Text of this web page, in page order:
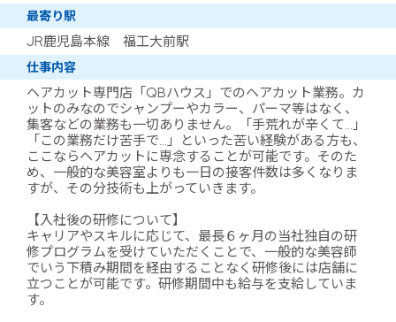
最寄り駅
JR鹿児島本線 福工大前駅
仕事内容
ヘアカット専門店「QBハウス」でのヘアカット業務。カ
ットのみなのでシャンプーやカラー、パーマ等はなく、
集客などの業務も一切ありません。「手荒れが辛くて…」
「この業務だけ苦手で…」といった苦い経験がある方も、
ここならヘアカットに専念することが可能です。そのた
め、一般的な美容室よりも一日の接客件数は多くなりま
すが、その分技術も上がっていきます。
【入社後の研修について】
キャリアやスキルに応じて、最長６ヶ月の当社独自の研
修プログラムを受けていただくことで、一般的な美容師
でいう下積み期間を経由することなく研修後には店舗に
立つことが可能です。研修期間中も給与を支給していま
す。